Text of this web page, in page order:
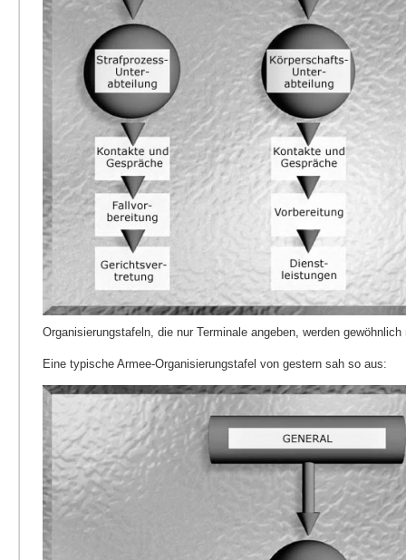
Organisierungstafeln, die nur Terminale angeben, werden
Eine typische Armee-Organisierungstafel von gestern sah so aus: